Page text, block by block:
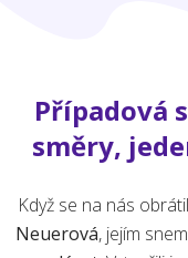
Případová
směry,
Když se na nás
Neuerová, jejím